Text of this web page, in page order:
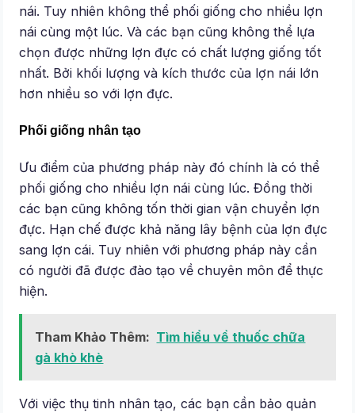
nái. Tuy nhiên không thể phối giống cho nhiều lợn
nái cùng một lúc. Và các bạn cũng không thể lựa
chọn được những lợn đực có chất lượng giống tốt
nhất. Bởi khối lượng và kích thước của lợn nái lớn
hơn nhiều so với lợn đực.
Phối giống nhân tạo
Ưu điểm của phương pháp này đó chính là có thể
phối giống cho nhiều lợn nái cùng lúc. Đồng thời
các bạn cũng không tốn thời gian vận chuyển lợn
đực. Hạn chế được khả năng lây bệnh của lợn đực
sang lợn cái. Tuy nhiên với phương pháp này cần
có người đã được đào tạo về chuyên môn để thực
hiện.
Tham Khảo Thêm: Tìm hiểu về thuốc chữa
gà khò khè
Với việc thụ tinh nhân tạo, các bạn cần bảo quản